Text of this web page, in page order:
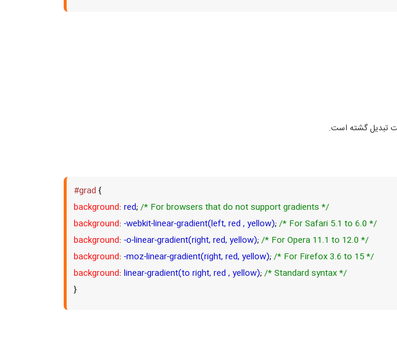
تبدیل گشته است.
#grad {
background: red;/* For browsers that do not support gradients */
background: -webkit-linear-gradient(left, red , yellow);/* For Safari 5.1 to 6.0 */
background: -o-linear-gradient(right, red, yellow);/* For Opera 11.1 to 12.0 */
background: -moz-linear-gradient(right, red, yellow);/* For Firefox 3.6 to 15 */
background: linear-gradient(to right, red , yellow);/* Standard syntax */
}